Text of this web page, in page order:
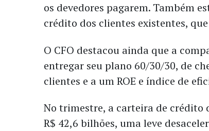
os devedores pagarem. Também
crédito dos clientes existentes,
O CFO destacou ainda que a
entregar seu plano 60/30/30, de
clientes e a um ROE e índice de
No trimestre, a carteira de crédito
R$ 42,6 bilhões, uma leve